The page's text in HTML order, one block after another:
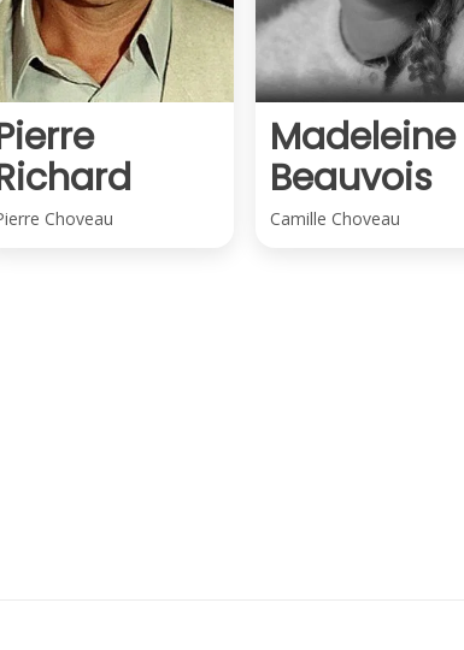
Choveau
Madeleine
Beauvois
Camille Choveau